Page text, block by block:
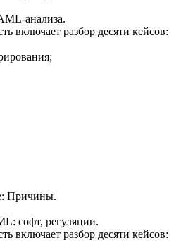
анализа.
включает разбор десяти кейсов:
Причины.
софт, регуляции.
включает разбор десяти кейсов: